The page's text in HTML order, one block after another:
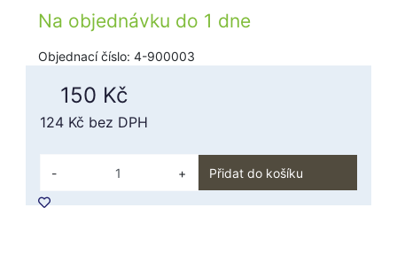
Na objednávku do 1 dne
Objednací číslo: 4-900003
150 Kč
124 Kč bez DPH
- + Přidat do košíku